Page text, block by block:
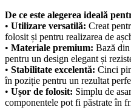
De ce este alegerea ideală
• Utilizare versatilă: Creat
folosit și pentru realizarea de
• Materiale premium: Bază
pentru un design elegant și
• Stabilitate excelentă: Cinci
în poziție pentru un rezultat
• Ușor de folosit: Simplu de
componentele pot fi păstrate în